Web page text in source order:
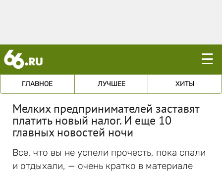
☰
ГЛАВНОЕ ЛУЧШЕЕ ХИТЫ
Мелких предпринимателей заставят
платить новый налог. И еще 10
главных новостей ночи
Все, что вы не успели прочесть, пока спали
и отдыхали, — очень кратко в материале